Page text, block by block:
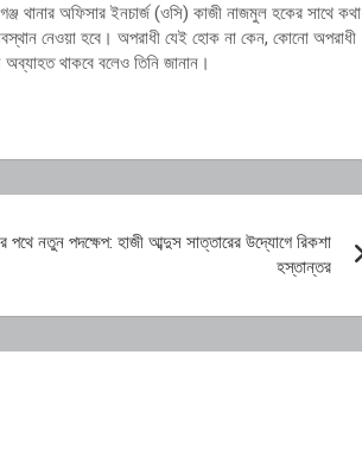
থানার অফিসার ইনচার্জ (ওসি) কাজী নাজমুল হকের সাথে কথা
নেওয়া হবে। অপরাধী যেই হোক না কেন, কোনো অপরাধী
থাকবে বলেও তিনি জানান।
পথে নতুন পদক্ষেপ: হাজী আব্দুস সাত্তারের উদ্যোগে রিকশা
হস্তান্তর